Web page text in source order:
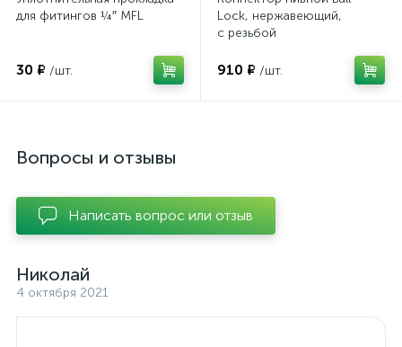
для фитингов ¼″ MFL
30 ₽ /шт.
Lock, нержавеющий,
с резьбой
910 ₽ /шт.
Вопросы и отзывы
Написать вопрос или отзыв
Николай
4 октября 2021